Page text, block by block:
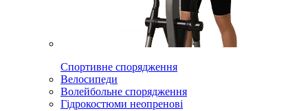
Спортивне спорядження
Велосипеди
Волейбольне спорядження
Гідрокостюми неопренові